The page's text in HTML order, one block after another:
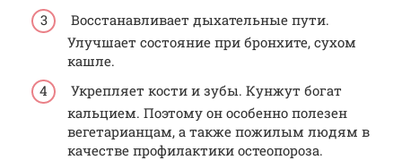
Восстанавливает дыхательные пути.
Улучшает состояние при бронхите, сухом
кашле.
Укрепляет кости и зубы. Кунжут богат
кальцием. Поэтому он особенно полезен
вегетарианцам, а также пожилым людям в
качестве профилактики остеопороза.